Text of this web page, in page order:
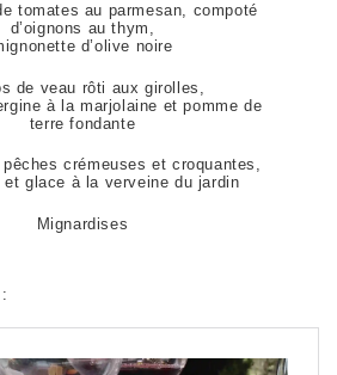
tomates au parmesan, compoté
d’oignons au thym,
d’olive noire
de veau rôti aux girolles,
à la marjolaine et pomme de
terre fondante
pêches crémeuses et croquantes,
et glace à la verveine du jardin
Mignardises